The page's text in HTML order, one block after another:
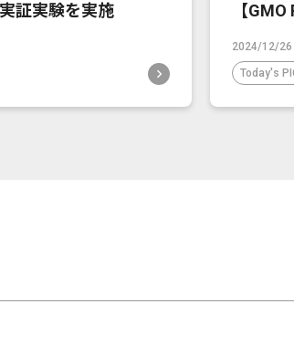
証実験を実施
【
2024/12/26
Today's